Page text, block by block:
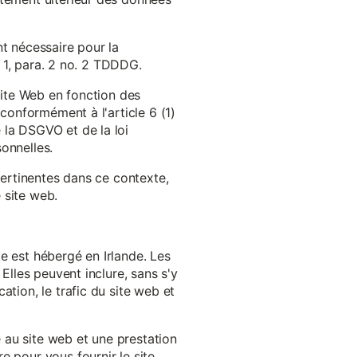
nécessaire pour la
para. 2 no. 2 TDDDG.
Web en fonction des
à l'article 6 (1)
DSGVO et de la loi
dans ce contexte,
web.
est hébergé en Irlande. Les
peuvent inclure, sans s'y
le trafic du site web et
site web et une prestation